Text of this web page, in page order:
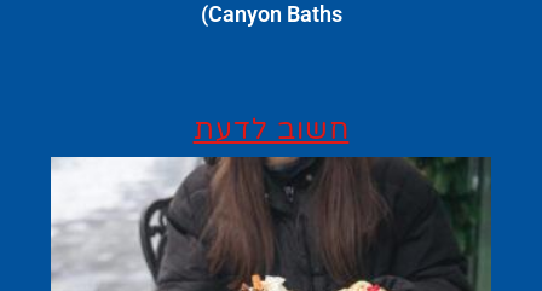
Canyon Baths)
חשוב לדעת